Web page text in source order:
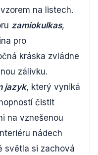
na listech.
zamiokulkas,
pro
kráska zvládne
zálivku.
jazyk, který vyniká
čistit
na vznešenou
nádech
světla si zachová